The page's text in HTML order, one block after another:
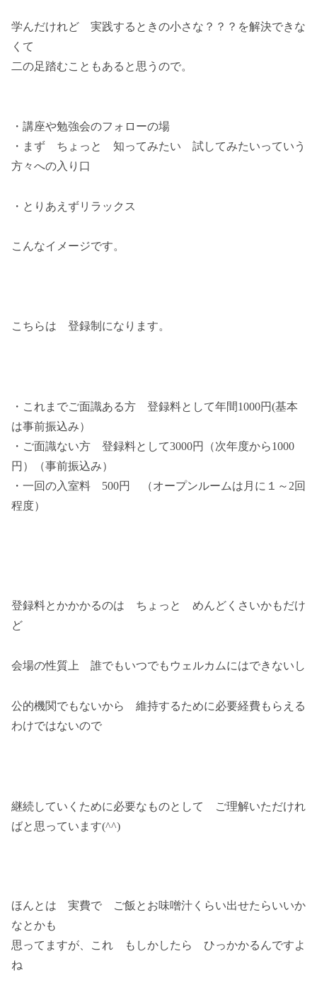
学んだけれど 実践するときの小さな？？？を解決できな
くて
二の足踏むこともあると思うので。
・講座や勉強会のフォローの場
・まず ちょっと 知ってみたい 試してみたいっていう
方々への入り口
・とりあえずリラックス
こんなイメージです。
こちらは 登録制になります。
・これまでご面識ある方 登録料として年間1000円(基本
は事前振込み）
・ご面識ない方 登録料として3000円（次年度から1000
円）（事前振込み）
・一回の入室料 500円 （オープンルームは月に１～2回
程度）
登録料とかかかるのは ちょっと めんどくさいかもだけ
ど
会場の性質上 誰でもいつでもウェルカムにはできないし
公的機関でもないから 維持するために必要経費もらえる
わけではないので
継続していくために必要なものとして ご理解いただけれ
ばと思っています(^^)
ほんとは 実費で ご飯とお味噌汁くらい出せたらいいか
なとかも
思ってますが、これ もしかしたら ひっかかるんですよ
ね